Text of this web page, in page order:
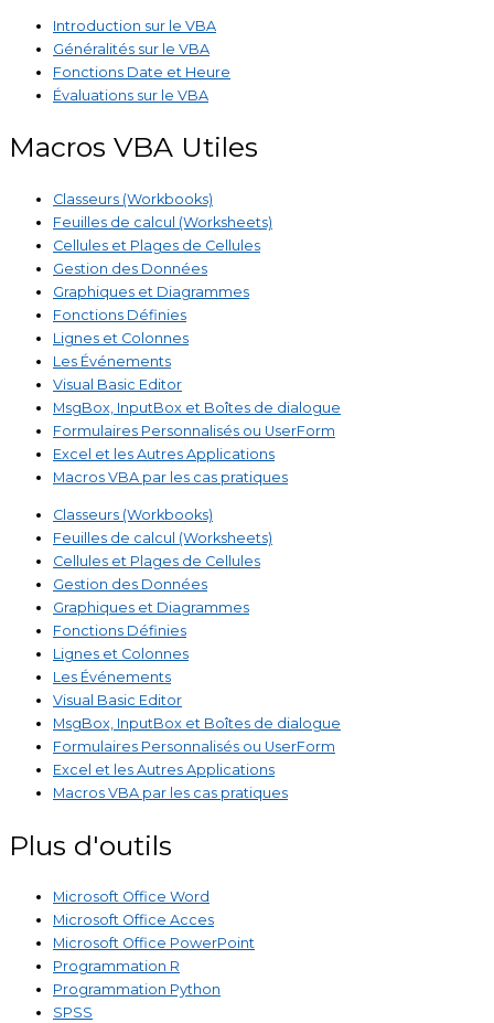
Introduction sur le VBA
Généralités sur le VBA
Fonctions Date et Heure
Évaluations sur le VBA
Macros VBA Utiles
Classeurs (Workbooks)
Feuilles de calcul (Worksheets)
Cellules et Plages de Cellules
Gestion des Données
Graphiques et Diagrammes
Fonctions Définies
Lignes et Colonnes
Les Événements
Visual Basic Editor
MsgBox, InputBox et Boîtes de dialogue
Formulaires Personnalisés ou UserForm
Excel et les Autres Applications
Macros VBA par les cas pratiques
Classeurs (Workbooks)
Feuilles de calcul (Worksheets)
Cellules et Plages de Cellules
Gestion des Données
Graphiques et Diagrammes
Fonctions Définies
Lignes et Colonnes
Les Événements
Visual Basic Editor
MsgBox, InputBox et Boîtes de dialogue
Formulaires Personnalisés ou UserForm
Excel et les Autres Applications
Macros VBA par les cas pratiques
Plus d'outils
Microsoft Office Word
Microsoft Office Acces
Microsoft Office PowerPoint
Programmation R
Programmation Python
SPSS